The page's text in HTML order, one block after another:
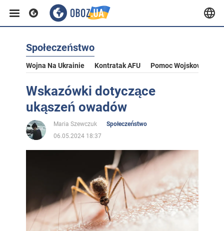
Społeczeństwo
Wojna Na Ukrainie Kontratak AFU Pomoc Wojskowa Dla
Wskazówki dotyczące
ukąszeń owadów
Maria Szewczuk
Społeczeństwo
06.05.2024 18:37